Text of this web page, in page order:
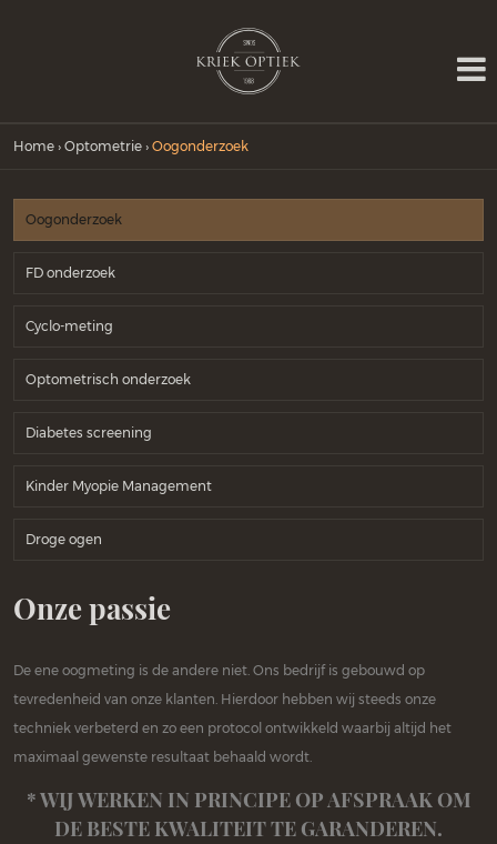
Home ›Optometrie ›Oogonderzoek
Oogonderzoek
FD onderzoek
Cyclo-meting
Optometrisch onderzoek
Diabetes screening
Kinder Myopie Management
Droge ogen
Onze passie
De ene oogmeting is de andere niet. Ons bedrijf is gebouwd op
tevredenheid van onze klanten. Hierdoor hebben wij steeds onze
techniek verbeterd en zo een protocol ontwikkeld waarbij altijd het
maximaal gewenste resultaat behaald wordt.
* WIJ WERKEN IN PRINCIPE OP AFSPRAAK OM
DE BESTE KWALITEIT TE GARANDEREN.